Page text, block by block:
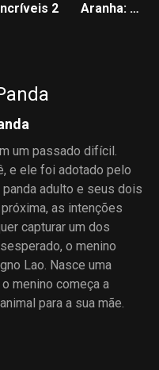
2
Aranha: No
um passado difícil.
e ele foi adotado pelo
adulto e seus dois
as intenções
capturar um dos
o menino
Lao. Nasce uma
menino começa a
para a sua mãe.